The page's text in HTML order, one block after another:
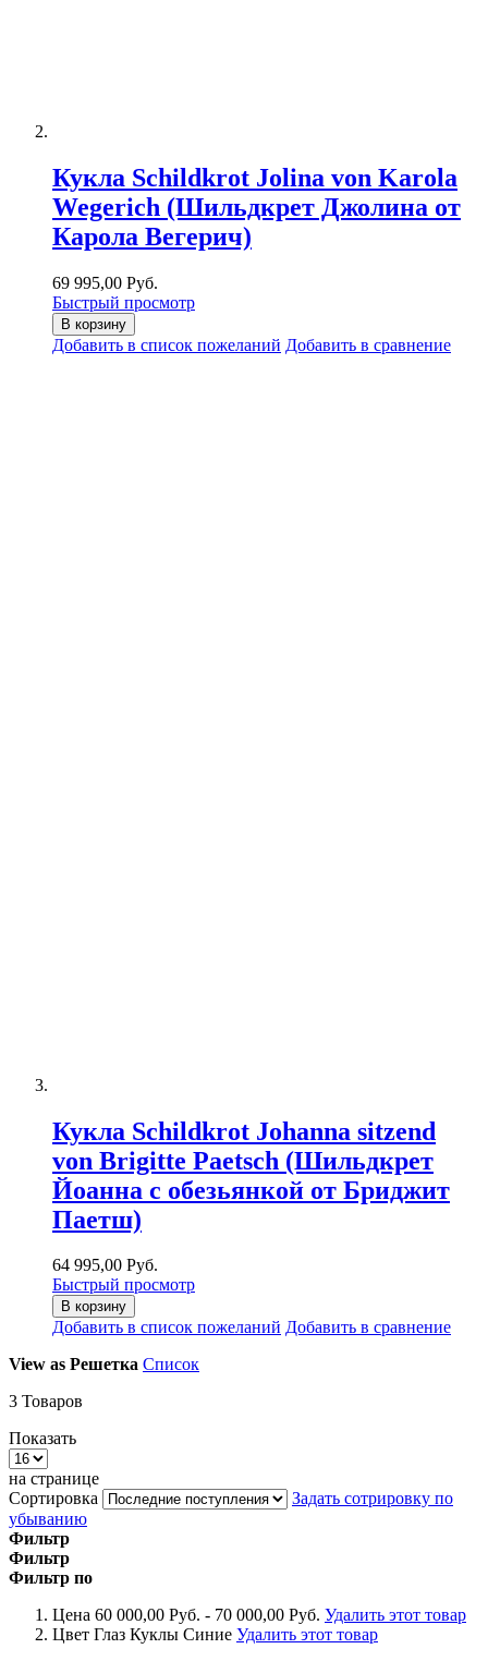
Кукла Schildkrot Jolina von Karola
Wegerich (Шильдкрет Джолина от
Карола Вегерич)
69 995,00 Руб.
Быстрый просмотр
В корзину
Добавить в список пожеланий Добавить в сравнение
Кукла Schildkrot Johanna sitzend
von Brigitte Paetsch (Шильдкрет
Йоанна с обезьянкой от Бриджит
Паетш)
64 995,00 Руб.
Быстрый просмотр
В корзину
Добавить в список пожеланий Добавить в сравнение
View as Решетка Список
3 Товаров
Показать
на странице
Сортировка
Задать сотрировку по
убыванию
Фильтр
Фильтр
Фильтр по
Цена 60 000,00 Руб. - 70 000,00 Руб. Удалить этот товар
Цвет Глаз Куклы Синие Удалить этот товар